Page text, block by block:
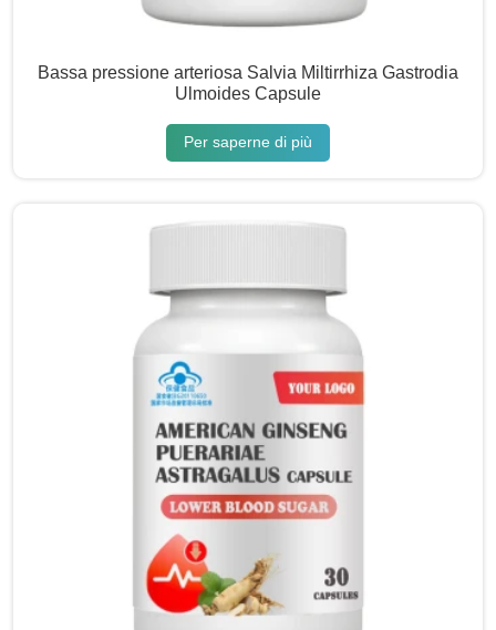
Bassa pressione arteriosa Salvia Miltirrhiza Gastrodia
Ulmoides Capsule
Per saperne di più